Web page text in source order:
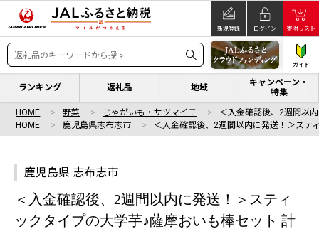
新規登録 ログイン 寄附リスト
ガイド
ランキング 返礼品 地域
キャンペーン・
特集
HOME 野菜 じゃがいも・サツマイモ
＜入金確認後、2週間以
HOME
鹿児島県志布志市 ＜入金確認後、2週間以内に発送！＞ステ
鹿児島県 志布志市
＜入金確認後、2週間以内に発送！＞スティ
ックタイプの大学芋♪薩摩おいも棒セット 計